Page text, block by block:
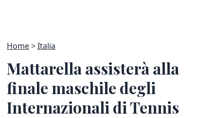
Home Italia
Mattarella assisterà alla
finale maschile degli
Internazionali di Tennis